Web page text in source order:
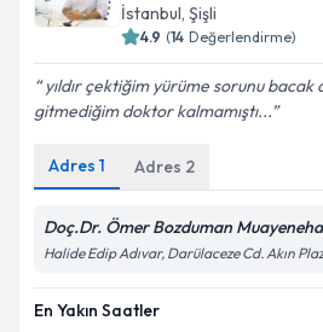
İstanbul, Şişli
4.9 (14 Değerlendirme)
yıldır çektiğim yürüme sorunu bacak
gitmediğim doktor kalmamıştı...
Adres 1 Adres 2
Doç.Dr. Ömer Bozduman
Halide Edip Adıvar, Darülaceze Cd. Akın
En Yakın Saatler